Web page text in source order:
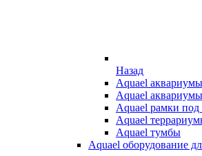
Назад
Aquael
Aquael аквариумы
Aquael рамки под
Aquael
Aquael тумбы
Aquael оборудование